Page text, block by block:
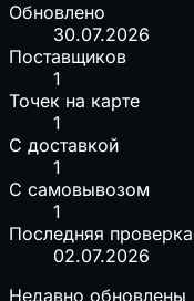
Обновлено
30.07.2026
Поставщиков
1
Точек на карте
1
С доставкой
1
С самовывозом
1
Последняя
02.07.2026
Недавно обновлены